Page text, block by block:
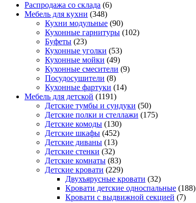
Распродажа со склада (6)
Мебель для кухни (348)
Кухни модульные (90)
Кухонные гарнитуры (102)
Буфеты (23)
Кухонные уголки (53)
Кухонные мойки (49)
Кухонные смесители (9)
Посудосушители (8)
Кухонные фартуки (14)
Мебель для детской (1191)
Детские тумбы и сундуки (50)
Детские полки и стеллажи (175)
Детские комоды (130)
Детские шкафы (452)
Детские диваны (13)
Детские стенки (32)
Детские комнаты (83)
Детские кровати (229)
Двухъярусные кровати (32)
Кровати детские односпальные (188)
Кровати с выдвижной секцией (7)